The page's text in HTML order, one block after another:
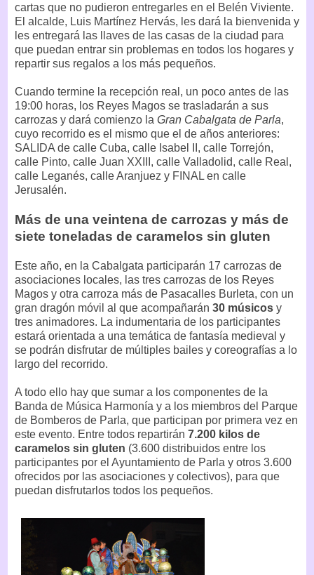
cartas que no pudieron entregarles en el Belén Viviente.
El alcalde, Luis Martínez Hervás, les dará la bienvenida y
les entregará las llaves de las casas de la ciudad para
que puedan entrar sin problemas en todos los hogares y
repartir sus regalos a los más pequeños.
Cuando termine la recepción real, un poco antes de las
19:00 horas, los Reyes Magos se trasladarán a sus
carrozas y dará comienzo la Gran Cabalgata de Parla,
cuyo recorrido es el mismo que el de años anteriores:
SALIDA de calle Cuba, calle Isabel II, calle Torrejón,
calle Pinto, calle Juan XXIII, calle Valladolid, calle Real,
calle Leganés, calle Aranjuez y FINAL en calle
Jerusalén.
Más de una veintena de carrozas y más de
siete toneladas de caramelos sin gluten
Este año, en la Cabalgata participarán 17 carrozas de
asociaciones locales, las tres carrozas de los Reyes
Magos y otra carroza más de Pasacalles Burleta, con un
gran dragón móvil al que acompañarán 30 músicos y
tres animadores. La indumentaria de los participantes
estará orientada a una temática de fantasía medieval y
se podrán disfrutar de múltiples bailes y coreografías a lo
largo del recorrido.
A todo ello hay que sumar a los componentes de la
Banda de Música Harmonía y a los miembros del Parque
de Bomberos de Parla, que participan por primera vez en
este evento. Entre todos repartirán 7.200 kilos de
caramelos sin gluten (3.600 distribuidos entre los
participantes por el Ayuntamiento de Parla y otros 3.600
ofrecidos por las asociaciones y colectivos), para que
puedan disfrutarlos todos los pequeños.